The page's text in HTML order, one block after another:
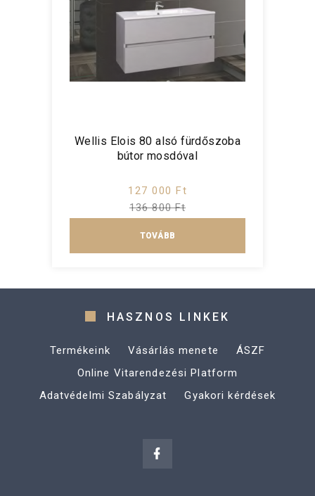
Wellis Elois 80 alsó fürdőszoba
bútor mosdóval
127 000 Ft
136 800 Ft
TOVÁBB
HASZNOS LINKEK
Termékeink Vásárlás menete
ÁSZF
Online Vitarendezési Platform
Adatvédelmi Szabályzat
Gyakori kérdések